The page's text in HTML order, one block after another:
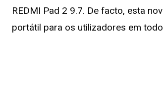
REDMI Pad 2 9.7. De facto, esta
portátil para os utilizadores em